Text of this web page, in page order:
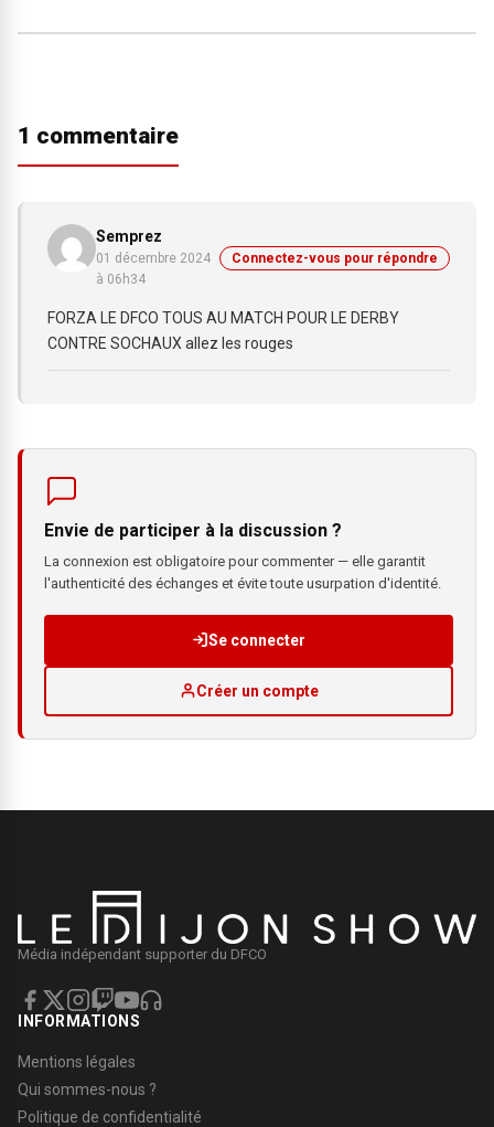
1 commentaire
Semprez
01 décembre 2024
à 06h34
Connectez-vous pour répondre
FORZA LE DFCO TOUS AU MATCH POUR LE DERBY
CONTRE SOCHAUX allez les rouges
Envie de participer à la discussion ?
La connexion est obligatoire pour commenter — elle garantit
l'authenticité des échanges et évite toute usurpation d'identité.
Se connecter
Créer un compte
Média indépendant supporter du DFCO
INFORMATIONS
Mentions légales
Qui sommes-nous ?
Politique de confidentialité